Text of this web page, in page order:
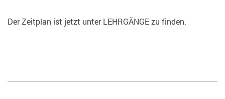
Der Zeitplan ist jetzt unter LEHRGÄNGE zu finden.